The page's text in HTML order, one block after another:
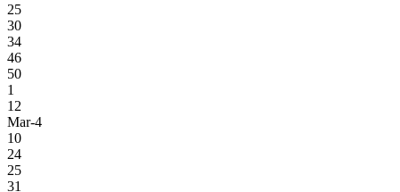
25
30
34
46
50
1
12
Mar-4
10
24
25
31